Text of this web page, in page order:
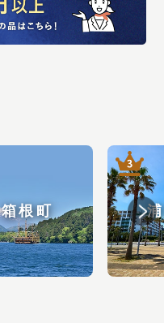
箱根町